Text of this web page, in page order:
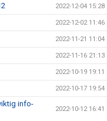
2022-12-04 15:28
2022-12-02 11:46
2022-11-21 11:04
2022-11-16 21:13
2022-10-19 19:11
2022-10-17 19:54
info-
2022-10-12 16:41